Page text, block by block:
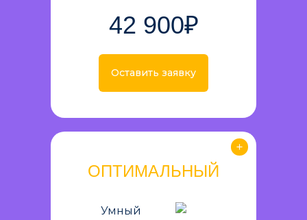
ОПТИМАЛЬНЫЙ
Оставить заявку
42 900₽
Умный